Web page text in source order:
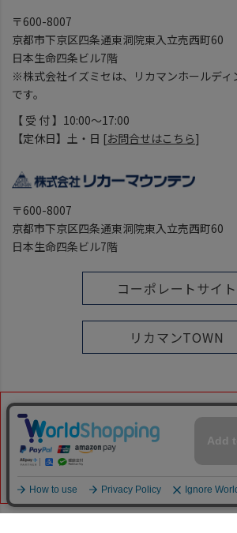
〒600-8007
京都市下京区四条通東洞院東入立売西町60
日本生命四条ビル7階
※株式会社イズミセは、リカマンホールディ
です。
【 受 付 】10:00～17:00
【定休日】土・日 [お問合せはこちら]
〒600-8007
京都市下京区四条通東洞院東入立売西町60
日本生命四条ビル7階
コーポレートサイト
リカマンTOWN
■ 当ショップを装った偽装サイトやフィ
注意ください。お買い物の際には必ずア
認ください。
当ショップのアドレス（URL）は下記です。
「https://www.likaman-online.com/」